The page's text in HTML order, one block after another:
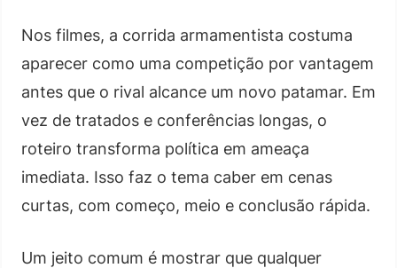
Nos filmes, a corrida armamentista costuma
aparecer como uma competição por vantagem
antes que o rival alcance um novo patamar. Em
vez de tratados e conferências longas, o
roteiro transforma política em ameaça
imediata. Isso faz o tema caber em cenas
curtas, com começo, meio e conclusão rápida.
Um jeito comum é mostrar que qualquer